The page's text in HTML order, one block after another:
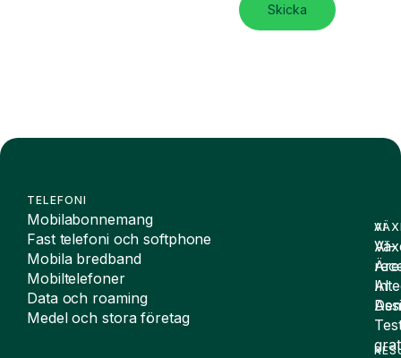
Skicka
TELEFONI
Mobilabonnemang
Fast telefoni och softphone
Mobila bredband
Mobiltelefoner
Data och roaming
Medel och stora företag
AI
AI-
AI